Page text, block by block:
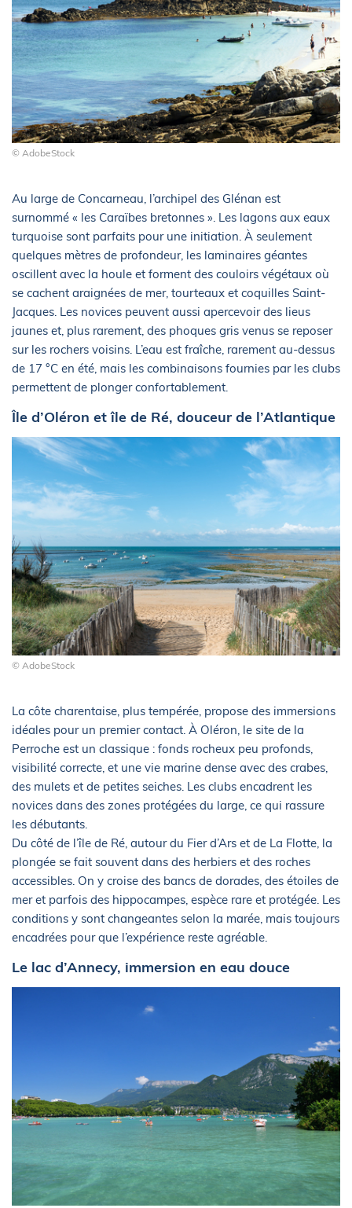
© AdobeStock
Au large de Concarneau, l’archipel des Glénan est
surnommé « les Caraïbes bretonnes ». Les lagons aux eaux
turquoise sont parfaits pour une initiation. À seulement
quelques mètres de profondeur, les laminaires géantes
oscillent avec la houle et forment des couloirs végétaux où
se cachent araignées de mer, tourteaux et coquilles Saint-
Jacques. Les novices peuvent aussi apercevoir des lieus
jaunes et, plus rarement, des phoques gris venus se reposer
sur les rochers voisins. L’eau est fraîche, rarement au-dessus
de 17 °C en été, mais les combinaisons fournies par les clubs
permettent de plonger confortablement.
Île d’Oléron et île de Ré, douceur de l’Atlantique
© AdobeStock
La côte charentaise, plus tempérée, propose des immersions
idéales pour un premier contact. À Oléron, le site de la
Perroche est un classique : fonds rocheux peu profonds,
visibilité correcte, et une vie marine dense avec des crabes,
des mulets et de petites seiches. Les clubs encadrent les
novices dans des zones protégées du large, ce qui rassure
les débutants.
Du côté de l’île de Ré, autour du Fier d’Ars et de La Flotte, la
plongée se fait souvent dans des herbiers et des roches
accessibles. On y croise des bancs de dorades, des étoiles de
mer et parfois des hippocampes, espèce rare et protégée. Les
conditions y sont changeantes selon la marée, mais toujours
encadrées pour que l’expérience reste agréable.
Le lac d’Annecy, immersion en eau douce